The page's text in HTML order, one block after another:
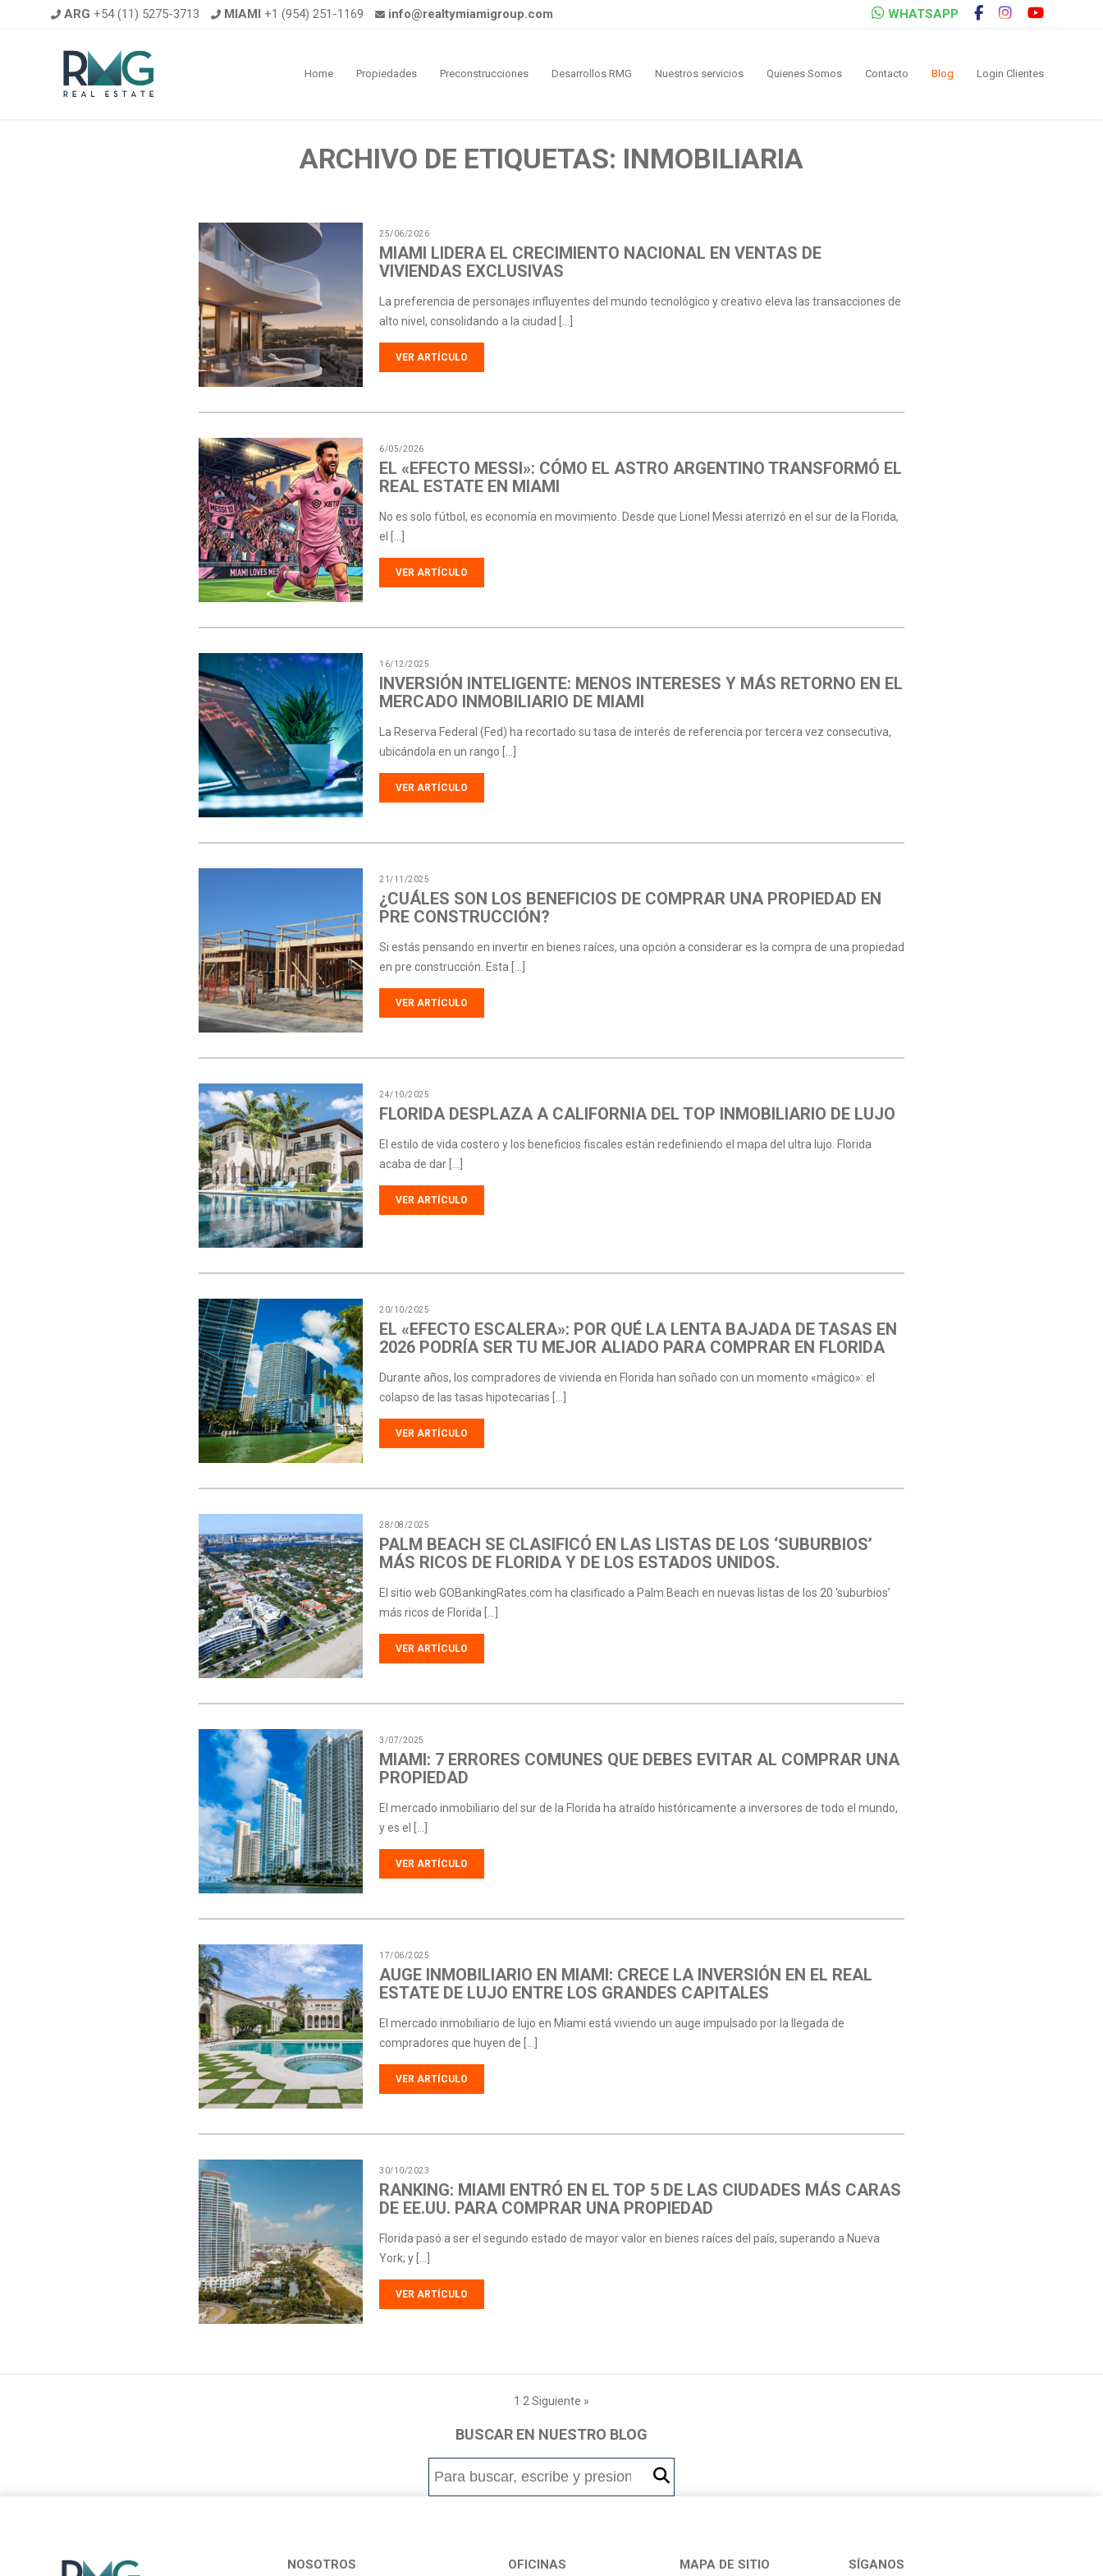
ARG +54 (11) 5275-3713 MIAMI +1 (954) 251-1169 info@realtymiamigroup.com WHATSAPP
Home Propiedades Preconstrucciones Desarrollos RMG Nuestros servicios Quienes Somos Contacto Blog Login Clientes
ARCHIVO DE ETIQUETAS: INMOBILIARIA
25/06/2026
MIAMI LIDERA EL CRECIMIENTO NACIONAL EN VENTAS DE
VIVIENDAS EXCLUSIVAS
La preferencia de personajes influyentes del mundo tecnológico y creativo eleva las transacciones de
alto nivel, consolidando a la ciudad […]
VER ARTÍCULO
6/05/2026
EL «EFECTO MESSI»: CÓMO EL ASTRO ARGENTINO TRANSFORMÓ EL
REAL ESTATE EN MIAMI
No es solo fútbol, es economía en movimiento. Desde que Lionel Messi aterrizó en el sur de la Florida,
el […]
VER ARTÍCULO
16/12/2025
INVERSIÓN INTELIGENTE: MENOS INTERESES Y MÁS RETORNO EN EL
MERCADO INMOBILIARIO DE MIAMI
La Reserva Federal (Fed) ha recortado su tasa de interés de referencia por tercera vez consecutiva,
ubicándola en un rango […]
VER ARTÍCULO
21/11/2025
¿CUÁLES SON LOS BENEFICIOS DE COMPRAR UNA PROPIEDAD EN
PRE CONSTRUCCIÓN?
Si estás pensando en invertir en bienes raíces, una opción a considerar es la compra de una propiedad
en pre construcción. Esta […]
VER ARTÍCULO
24/10/2025
FLORIDA DESPLAZA A CALIFORNIA DEL TOP INMOBILIARIO DE LUJO
El estilo de vida costero y los beneficios fiscales están redefiniendo el mapa del ultra lujo. Florida
acaba de dar […]
VER ARTÍCULO
20/10/2025
EL «EFECTO ESCALERA»: POR QUÉ LA LENTA BAJADA DE TASAS EN
2026 PODRÍA SER TU MEJOR ALIADO PARA COMPRAR EN FLORIDA
Durante años, los compradores de vivienda en Florida han soñado con un momento «mágico»: el
colapso de las tasas hipotecarias […]
VER ARTÍCULO
28/08/2025
PALM BEACH SE CLASIFICÓ EN LAS LISTAS DE LOS ‘SUBURBIOS’
MÁS RICOS DE FLORIDA Y DE LOS ESTADOS UNIDOS.
El sitio web GOBankingRates.com ha clasificado a Palm Beach en nuevas listas de los 20 ‘suburbios’
más ricos de Florida […]
VER ARTÍCULO
3/07/2025
MIAMI: 7 ERRORES COMUNES QUE DEBES EVITAR AL COMPRAR UNA
PROPIEDAD
El mercado inmobiliario del sur de la Florida ha atraído históricamente a inversores de todo el mundo,
y es el […]
VER ARTÍCULO
17/06/2025
AUGE INMOBILIARIO EN MIAMI: CRECE LA INVERSIÓN EN EL REAL
ESTATE DE LUJO ENTRE LOS GRANDES CAPITALES
El mercado inmobiliario de lujo en Miami está viviendo un auge impulsado por la llegada de
compradores que huyen de […]
VER ARTÍCULO
30/10/2023
RANKING: MIAMI ENTRÓ EN EL TOP 5 DE LAS CIUDADES MÁS CARAS
DE EE.UU. PARA COMPRAR UNA PROPIEDAD
Florida pasó a ser el segundo estado de mayor valor en bienes raíces del país, superando a Nueva
York; y […]
VER ARTÍCULO
1 2Siguiente »
BUSCAR EN NUESTRO BLOG
NOSOTROS OFICINAS MAPA DE SITIO SÍGANOS